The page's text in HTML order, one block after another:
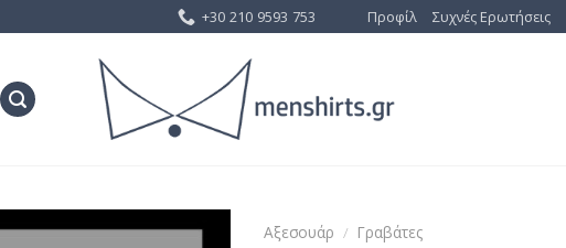
+30 210 9593 753 Προφίλ Συχνές Ερωτήσεις
Αξεσουάρ / Γραβάτες